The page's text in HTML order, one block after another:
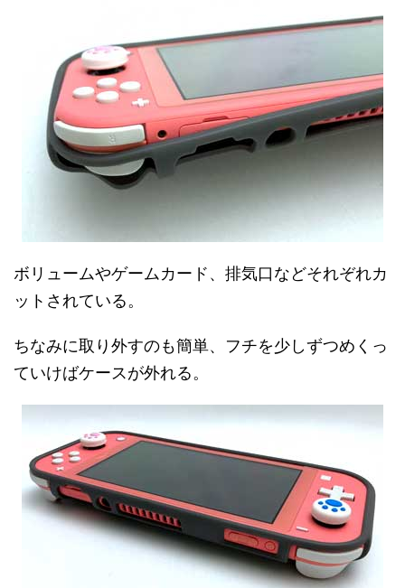
ボリュームやゲームカード、排気口などそれぞれカ
ットされている。
ちなみに取り外すのも簡単、フチを少しずつめくっ
ていけばケースが外れる。